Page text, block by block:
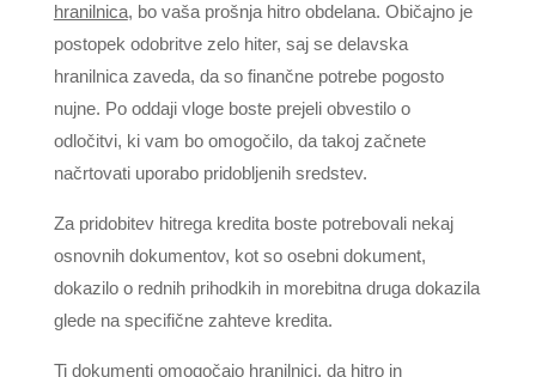
hranilnica, bo vaša prošnja hitro obdelana. Običajno je
postopek odobritve zelo hiter, saj se delavska
hranilnica zaveda, da so finančne potrebe pogosto
nujne. Po oddaji vloge boste prejeli obvestilo o
odločitvi, ki vam bo omogočilo, da takoj začnete
načrtovati uporabo pridobljenih sredstev.
Za pridobitev hitrega kredita boste potrebovali nekaj
osnovnih dokumentov, kot so osebni dokument,
dokazilo o rednih prihodkih in morebitna druga dokazila
glede na specifične zahteve kredita.
Ti dokumenti omogočajo hranilnici, da hitro in